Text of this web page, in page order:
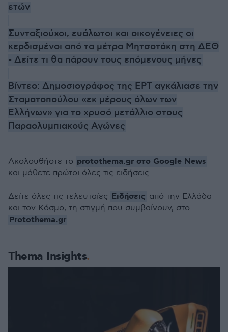
ετών
Συνταξιούχοι, ευάλωτοι και οικογένειες οι
κερδισμένοι από τα μέτρα Μητσοτάκη στη ΔΕΘ
- Δείτε τι θα πάρουν τους επόμενους μήνες
Βίντεο: Δημοσιογράφος της ΕΡΤ αγκάλιασε την
Σταματοπούλου «εκ μέρους όλων των
Ελλήνων» για το χρυσό μετάλλιο στους
Παραολυμπιακούς Αγώνες
Thema Insights
Ακολουθήστε το protothema.gr στο Google News
και μάθετε πρώτοι όλες τις ειδήσεις
Δείτε όλες τις τελευταίες Ειδήσεις από την Ελλάδα
και τον Κόσμο, τη στιγμή που συμβαίνουν, στο
Protothema.gr